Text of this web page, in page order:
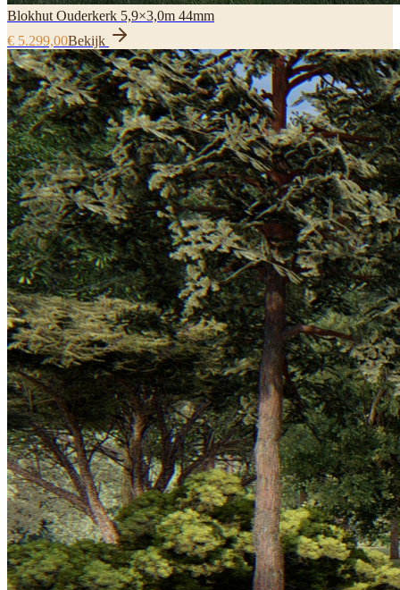
Blokhut Ouderkerk 5,9×3,0m 44mm
€ 5.299,00Bekijk